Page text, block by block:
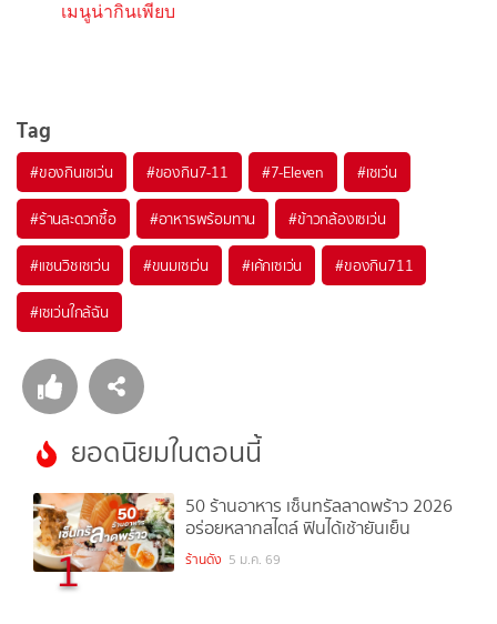
เมนูน่ากินเพียบ
Tag
#ของกินเซเว่น #ของกิน7-11 #7-Eleven #เซเว่น
#ร้านสะดวกซื้อ #อาหารพร้อมทาน #ข้าวกล้องเซเว่น
#แซนวิชเซเว่น #ขนมเซเว่น #เค้กเซเว่น #ของกิน711
#เซเว่นใกล้ฉัน
ยอดนิยมในตอนนี้
1
50 ร้านอาหาร เซ็นทรัลลาดพร้าว 2026
อร่อยหลากสไตล์ ฟินได้เช้ายันเย็น
ร้านดัง 5 ม.ค. 69